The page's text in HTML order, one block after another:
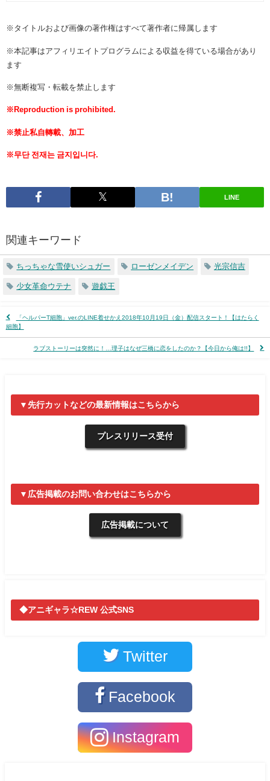
※タイトルおよび画像の著作権はすべて著作者に帰属します
※本記事はアフィリエイトプログラムによる収益を得ている場合があり
ます
※無断複写・転載を禁止します
※Reproduction is prohibited.
※禁止私自轉載、加工
※무단 전재는 금지입니다.
LINE
関連キーワード
ちっちゃな雪使いシュガー ローゼンメイデン 光宗信吉
少女革命ウテナ 遊戯王
「ヘルパーT細胞」ver.のLINE着せかえ2018年10月19日（金）配信スタート！【はたらく
細胞】
ラブストーリーは突然に！…理子はなぜ三橋に恋をしたのか？【今日から俺は!!】
▼先行カットなどの最新情報はこちらから
プレスリリース受付
▼広告掲載のお問い合わせはこちらから
広告掲載について
◆アニギャラ☆REW 公式SNS
Twitter
Facebook
Instagram